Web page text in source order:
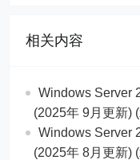
相关内容
Windows Server
(2025年 9月更新)
Windows Server
(2025年 8月更新)